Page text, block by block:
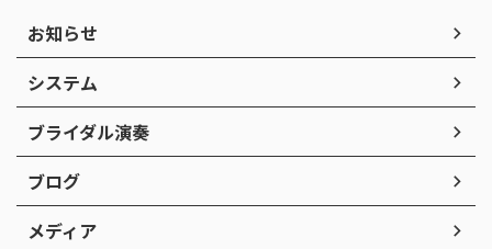
お知らせ
システム
ブライダル演奏
ブログ
メディア